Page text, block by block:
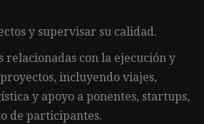
y supervisar su calidad.
relacionadas con la ejecución y
incluyendo viajes,
y apoyo a ponentes, startups,
de participantes.